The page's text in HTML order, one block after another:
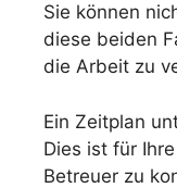
Sie können
diese beiden
die Arbeit zu
Ein Zeitplan
Dies ist für
Betreuer zu